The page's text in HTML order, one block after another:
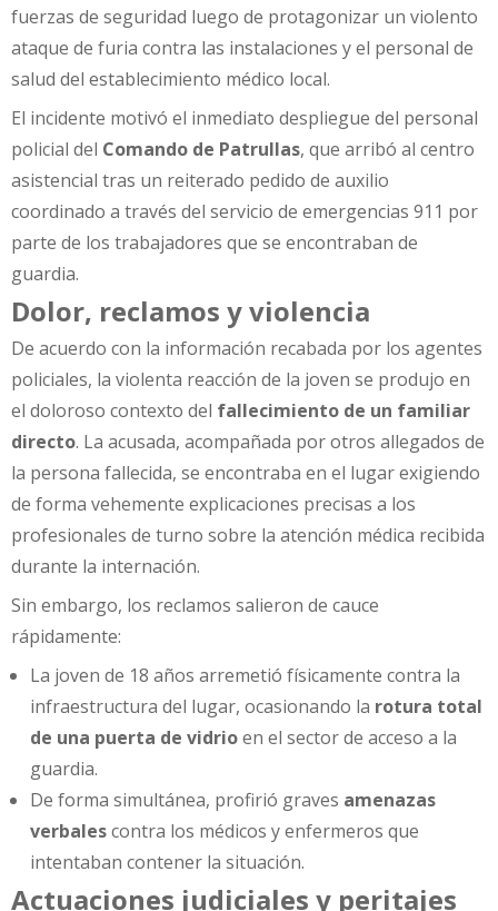
fuerzas de seguridad luego de protagonizar un violento
ataque de furia contra las instalaciones y el personal de
salud del establecimiento médico local.
El incidente motivó el inmediato despliegue del personal
policial del Comando de Patrullas, que arribó al centro
asistencial tras un reiterado pedido de auxilio
coordinado a través del servicio de emergencias 911 por
parte de los trabajadores que se encontraban de
guardia.
Dolor, reclamos y violencia
De acuerdo con la información recabada por los agentes
policiales, la violenta reacción de la joven se produjo en
el doloroso contexto del fallecimiento de un familiar
directo. La acusada, acompañada por otros allegados de
la persona fallecida, se encontraba en el lugar exigiendo
de forma vehemente explicaciones precisas a los
profesionales de turno sobre la atención médica recibida
durante la internación.
Sin embargo, los reclamos salieron de cauce
rápidamente:
La joven de 18 años arremetió físicamente contra la
infraestructura del lugar, ocasionando la rotura total
de una puerta de vidrioen el sector de acceso a la
guardia.
De forma simultánea, profirió graves amenazas
verbalescontra los médicos y enfermeros que
intentaban contener la situación.
Actuaciones judiciales y peritajes